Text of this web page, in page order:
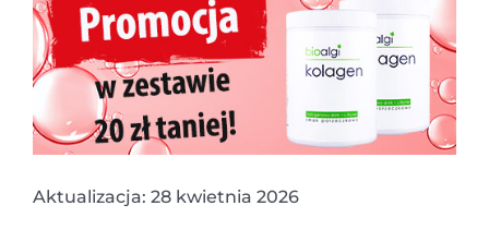
Aktualizacja: 28 kwietnia 2026